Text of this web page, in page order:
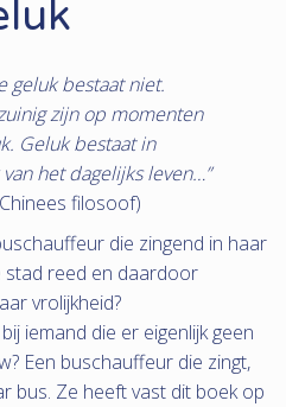
geluk bestaat niet.
zijn op momenten
Geluk bestaat in
het dagelijks leven…”
filosoof)
die zingend in haar
reed en daardoor
vrolijkheid?
iemand die er eigenlijk geen
Een buschauffeur die zingt,
bus. Ze heeft vast dit boek op